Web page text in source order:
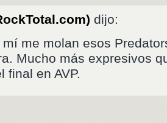
dijo:
mí me molan esos
Mucho más expresivos
final en AVP.